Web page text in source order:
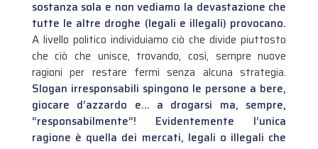
sostanza sola e non vediamo la devastazione che
tutte le altre droghe (legali e illegali) provocano.
A livello politico individuiamo ciò che divide piuttosto
che ciò che unisce, trovando, così, sempre nuove
ragioni per restare fermi senza alcuna strategia.
Slogan irresponsabili spingono le persone a bere,
giocare d’azzardo e… a drogarsi ma, sempre,
“responsabilmente”! Evidentemente l’unica
ragione è quella dei mercati, legali o illegali che